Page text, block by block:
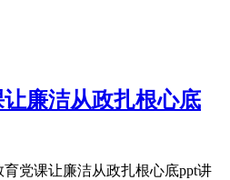
廉洁从政扎根心底
党课让廉洁从政扎根心底ppt讲